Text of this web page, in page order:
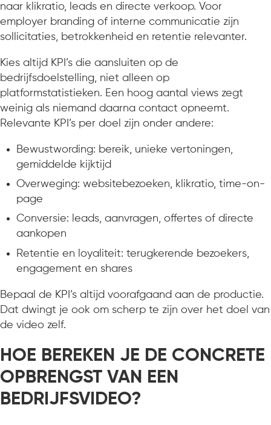
naar klikratio, leads en directe verkoop. Voor
employer branding of interne communicatie zijn
sollicitaties, betrokkenheid en retentie relevanter.
Kies altijd KPI’s die aansluiten op de
bedrijfsdoelstelling, niet alleen op
platformstatistieken. Een hoog aantal views zegt
weinig als niemand daarna contact opneemt.
Relevante KPI’s per doel zijn onder andere:
Bewustwording: bereik, unieke vertoningen,
gemiddelde kijktijd
Overweging: websitebezoeken, klikratio, time-on-
page
Conversie: leads, aanvragen, offertes of directe
aankopen
Retentie en loyaliteit: terugkerende bezoekers,
engagement en shares
Bepaal de KPI’s altijd voorafgaand aan de productie.
Dat dwingt je ook om scherp te zijn over het doel van
de video zelf.
HOE BEREKEN JE DE CONCRETE
OPBRENGST VAN EEN
BEDRIJFSVIDEO?